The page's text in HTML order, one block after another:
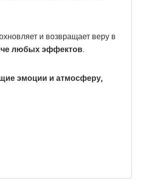
и возвращает веру в
любых эффектов.
эмоции и атмосферу,